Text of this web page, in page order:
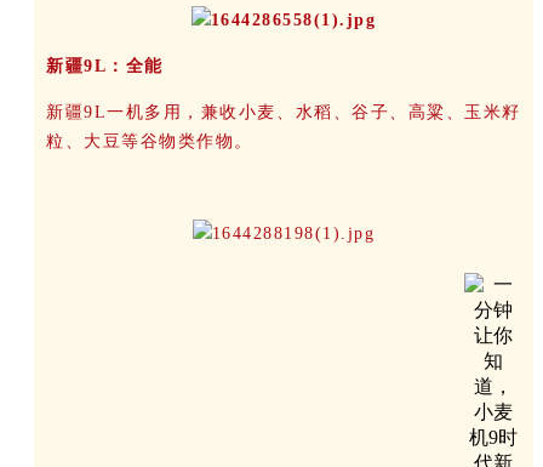
新疆9L：全能
新疆9L一机多用，兼收小麦、水稻、谷子、高粱、玉米籽
粒、大豆等谷物类作物。